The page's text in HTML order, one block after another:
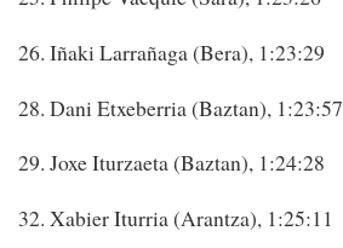
26. Iñaki Larrañaga (Bera), 1:23:29
28. Dani Etxeberria (Baztan), 1:23:57
29. Joxe Iturzaeta (Baztan), 1:24:28
32. Xabier Iturria (Arantza), 1:25:11